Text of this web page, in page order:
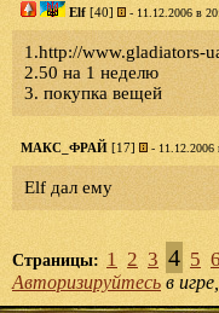
Elf [40] - 11.12.2006 в
1.http://www.gladiators-
2.50 на 1 неделю
3. покупка вещей
МАКС_ФРАЙ [17] - 11.12.2006
Elf дал ему
Страницы: 1 2 3 4 5 6
Авторизируйтесь в